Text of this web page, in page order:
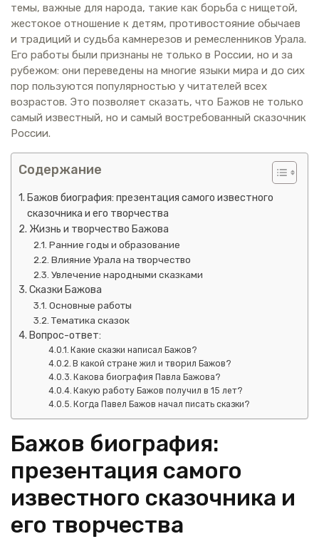
темы, важные для народа, такие как борьба с нищетой,
жестокое отношение к детям, противостояние обычаев
и традиций и судьба камнерезов и ремесленников Урала.
Его работы были признаны не только в России, но и за
рубежом: они переведены на многие языки мира и до сих
пор пользуются популярностью у читателей всех
возрастов. Это позволяет сказать, что Бажов не только
самый известный, но и самый востребованный сказочник
России.
Содержание
Бажов биография: презентация самого известного
сказочника и его творчества
Жизнь и творчество Бажова
Ранние годы и образование
Влияние Урала на творчество
Увлечение народными сказками
Сказки Бажова
Основные работы
Тематика сказок
Вопрос-ответ:
Какие сказки написал Бажов?
В какой стране жил и творил Бажов?
Какова биография Павла Бажова?
Какую работу Бажов получил в 15 лет?
Когда Павел Бажов начал писать сказки?
Бажов биография:
презентация самого
известного сказочника и
его творчества